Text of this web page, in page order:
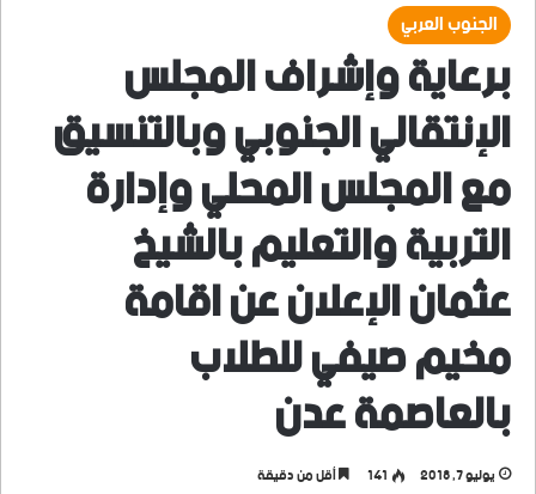
الجنوب العربي
برعاية وإشراف المجلس
الإنتقالي الجنوبي وبالتنسيق
مع المجلس المحلي وإدارة
التربية والتعليم بالشيخ
عثمان الإعلان عن اقامة
مخيم صيفي للطلاب
بالعاصمة عدن
يوليو 7, 2018 141 أقل من دقيقة